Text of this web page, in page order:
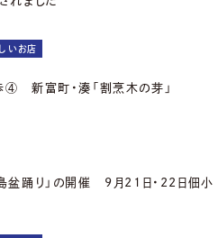
いお店
④ 新富町・湊「割烹木の芽」
盆踊り」の開催 9月21日・22日佃小